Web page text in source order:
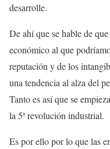
desarrolle.
De ahí que se hable de
económico al que
reputación y de los
una tendencia al alza del
Tanto es así que se
la 5ª revolución industrial.
Es por ello por lo que las